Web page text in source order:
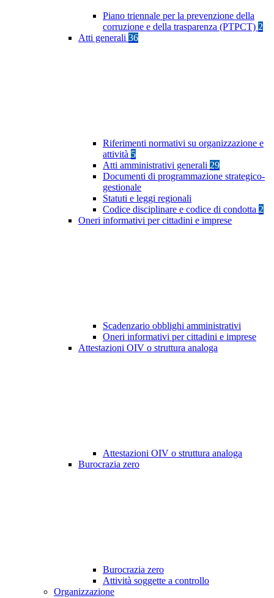
Piano triennale per la prevenzione della
corruzione e della trasparenza (PTPCT) 2
Atti generali 36
Riferimenti normativi su organizzazione e
attività 5
Atti amministrativi generali 29
Documenti di programmazione strategico-
gestionale
Statuti e leggi regionali
Codice disciplinare e codice di condotta 2
Oneri informativi per cittadini e imprese
Scadenzario obblighi amministrativi
Oneri informativi per cittadini e imprese
Attestazioni OIV o struttura analoga
Attestazioni OIV o struttura analoga
Burocrazia zero
Burocrazia zero
Attività soggette a controllo
Organizzazione